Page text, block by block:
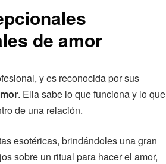
de amor
y es reconocida por sus
. Ella sabe lo que funciona y lo que
de una relación.
esotéricas, brindándoles una gran
sobre un ritual para hacer el amor,